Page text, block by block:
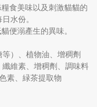
食美味以及刺激貓貓的
水份。
便溺產生的異味。
）、植物油、增稠劑
纖維素、增稠劑、調味料
素、緑茶提取物